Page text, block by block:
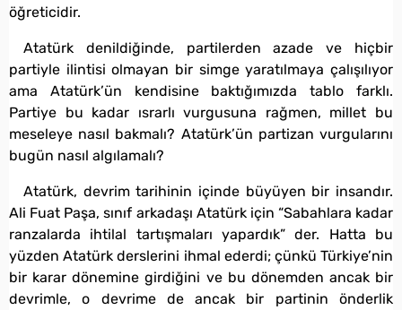
öğreticidir.
Atatürk denildiğinde, partilerden azade ve hiçbir
partiyle ilintisi olmayan bir simge yaratılmaya çalışılıyor
ama Atatürk’ün kendisine baktığımızda tablo farklı.
Partiye bu kadar ısrarlı vurgusuna rağmen, millet bu
meseleye nasıl bakmalı? Atatürk’ün partizan vurgularını
bugün nasıl algılamalı?
Atatürk, devrim tarihinin içinde büyüyen bir insandır.
Ali Fuat Paşa, sınıf arkadaşı Atatürk için “Sabahlara kadar
ranzalarda ihtilal tartışmaları yapardık” der. Hatta bu
yüzden Atatürk derslerini ihmal ederdi; çünkü Türkiye’nin
bir karar dönemine girdiğini ve bu dönemden ancak bir
devrimle, o devrime de ancak bir partinin önderlik